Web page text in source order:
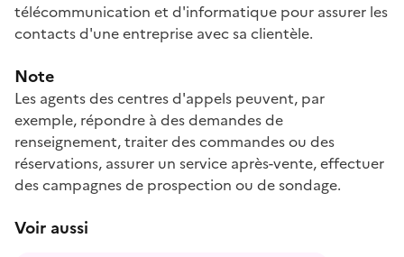
télécommunication et d'informatique pour assurer les
contacts d'une entreprise avec sa clientèle.
Note
Les agents des centres d'appels peuvent, par
exemple, répondre à des demandes de
renseignement, traiter des commandes ou des
réservations, assurer un service après-vente, effectuer
des campagnes de prospection ou de sondage.
Voir aussi